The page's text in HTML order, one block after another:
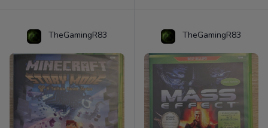
TheGamingR83 TheGamingR83